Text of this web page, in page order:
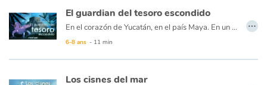
El guardian del tesoro escondido
En el corazón de Yucatán, en el país Maya. En un cenote escondido vive una misteriosa criatura, guardiana del tesoro de una antigua civilización. En la oscuridad, espera con ansias el paso del sol, cuyos rayos solo pueden alcanzar las profundidades de su cueva una vez al año. Ese día se acerca y esta vez la criatura está decidida a hacer todo lo posible para mantener esta luz que la calienta y le permite disfrutar de sus tesoros... ¿Pero puede un hombre capturar al sol? ¿Y aún más, quedarse con él?
6-8 ans - 11 min
…
Los cisnes del mar